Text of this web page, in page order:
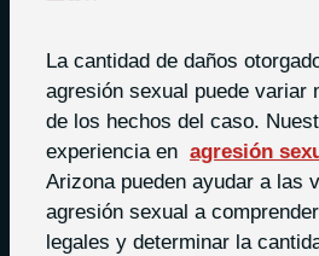
La cantidad de daños
agresión sexual puede variar
de los hechos del caso.
experiencia en agresión
Arizona pueden ayudar a las
agresión sexual a
legales y determinar la